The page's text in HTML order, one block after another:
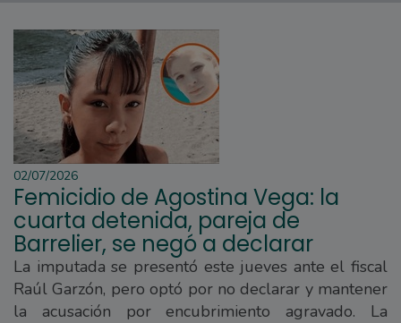
02/07/2026
Femicidio de Agostina Vega: la
cuarta detenida, pareja de
Barrelier, se negó a declarar
La imputada se presentó este jueves ante el fiscal
Raúl Garzón, pero optó por no declarar y mantener
la acusación por encubrimiento agravado. La